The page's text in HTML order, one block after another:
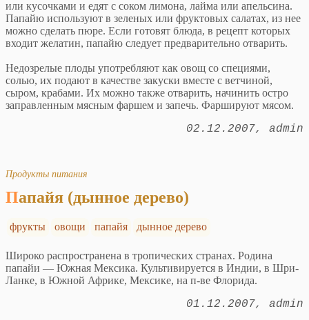
или кусочками и едят с соком лимона, лайма или апельсина.
Папайю используют в зеленых или фруктовых салатах, из нее
можно сделать пюре. Если готовят блюда, в рецепт которых
входит желатин, папайю следует предварительно отварить.
Недозрелые плоды употребляют как овощ со специями,
солью, их подают в качестве закуски вместе с ветчиной,
сыром, крабами. Их можно также отварить, начинить остро
заправленным мясным фаршем и запечь. Фаршируют мясом.
02.12.2007 admin
Продукты питания
Папайя (дынное дерево)
фрукты овощи папайя дынное дерево
Широко распространена в тропических странах. Родина
папайи — Южная Мексика. Культивируется в Индии, в Шри-
Ланке, в Южной Африке, Мексике, на п-ве Флорида.
01.12.2007 admin